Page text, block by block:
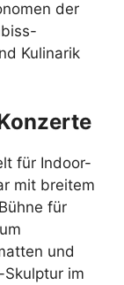
der
Kulinarik
für Indoor-
mit breitem
für
und
im